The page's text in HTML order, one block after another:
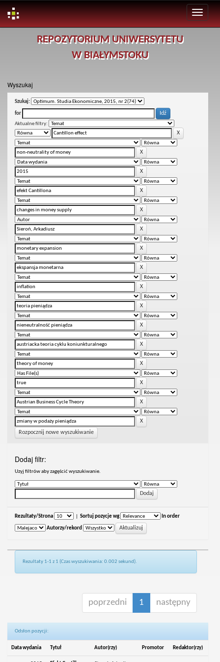
REPOZYTORIUM UNIWERSYTETU
W BIAŁYMSTOKU
Wyszukaj
Szukaj:
for
Aktualne filtry:
Rozpocznij nowe wyszukiwanie
Dodaj filtr:
Uzyj filtrów aby zagęścić wyszukiwanie.
Rezultaty/Strona Sortuj pozycje wg In order
Autorzy/rekord
Rezultaty 1-1 z 1 (Czas wyszukiwania: 0.002 sekund).
poprzedni 1 następny
Odsłon pozycji:
Data wydania Tytuł Autor(rzy) Promotor Redaktor(rzy)